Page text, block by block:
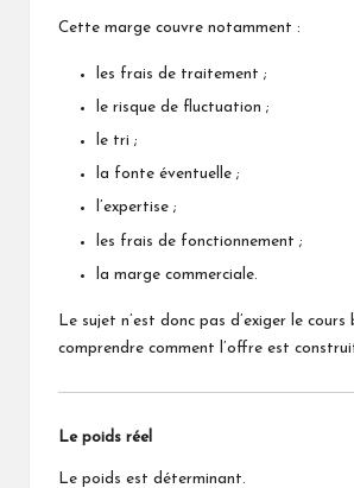
Cette marge couvre notamment :
les frais de traitement ;
le risque de fluctuation ;
le tri ;
la fonte éventuelle ;
l’expertise ;
les frais de fonctionnement ;
la marge commerciale.
Le sujet n’est donc pas d’exiger le
comprendre comment l’offre est
Le poids réel
Le poids est déterminant.